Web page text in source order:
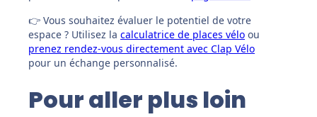
👉 Vous souhaitez évaluer le potentiel de votre
espace ? Utilisez la calculatrice de places vélo ou
prenez rendez-vous directement avec Clap Vélo
pour un échange personnalisé.
Pour aller plus loin